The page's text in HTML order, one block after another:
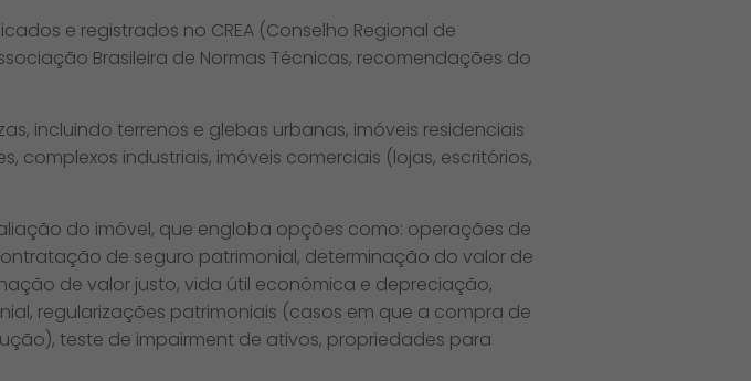
e registrados no CREA (Conselho Regional de
Brasileira de Normas Técnicas, recomendações do
incluindo terrenos e glebas urbanas, imóveis residenciais
complexos industriais, imóveis comerciais (lojas, escritórios,
do imóvel, que engloba opções como: operações de
de seguro patrimonial, determinação do valor de
de valor justo, vida útil econômica e depreciação,
regularizações patrimoniais (casos em que a compra de
teste de impairment de ativos, propriedades para